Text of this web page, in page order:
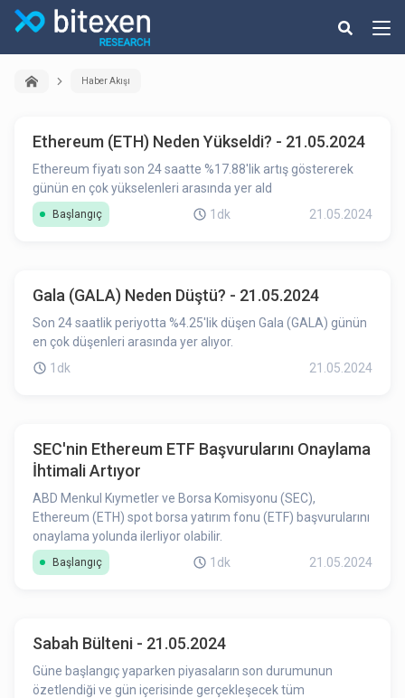
Haber Akışı
Ethereum (ETH) Neden Yükseldi? - 21.05.2024
Ethereum fiyatı son 24 saatte %17.88'lik artış göstererek
günün en çok yükselenleri arasında yer ald
Başlangıç 1dk 21.05.2024
Gala (GALA) Neden Düştü? - 21.05.2024
Son 24 saatlik periyotta %4.25'lik düşen Gala (GALA) günün
en çok düşenleri arasında yer alıyor.
1dk
21.05.2024
SEC'nin Ethereum ETF Başvurularını Onaylama
İhtimali Artıyor
ABD Menkul Kıymetler ve Borsa Komisyonu (SEC),
Ethereum (ETH) spot borsa yatırım fonu (ETF) başvurularını
onaylama yolunda ilerliyor olabilir.
Başlangıç 1dk 21.05.2024
Sabah Bülteni - 21.05.2024
Güne başlangıç yaparken piyasaların son durumunun
özetlendiği ve gün içerisinde gerçekleşecek tüm